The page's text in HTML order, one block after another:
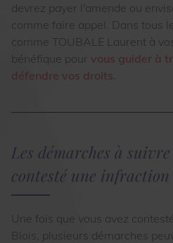
devrez payer l'amende ou
comme faire appel. Dans tous
comme TOUBALE Laurent à
bénéfique pour vous guider à
défendre vos droits.
Les démarches à
contesté une
Une fois que vous avez
Blois, plusieurs démarches